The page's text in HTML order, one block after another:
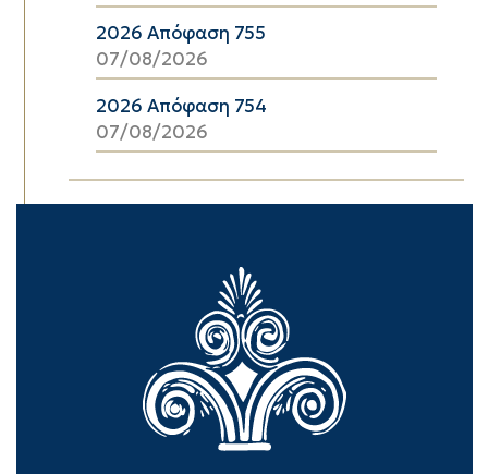
2026 Απόφαση 755
07/08/2026
2026 Απόφαση 754
07/08/2026